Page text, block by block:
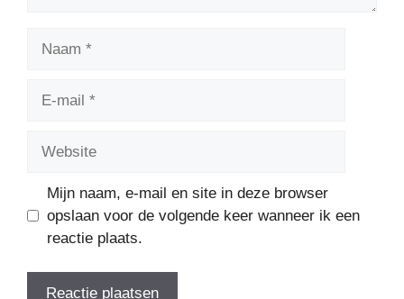
Mijn naam, e-mail en site in deze browser
opslaan voor de volgende keer wanneer ik een
reactie plaats.